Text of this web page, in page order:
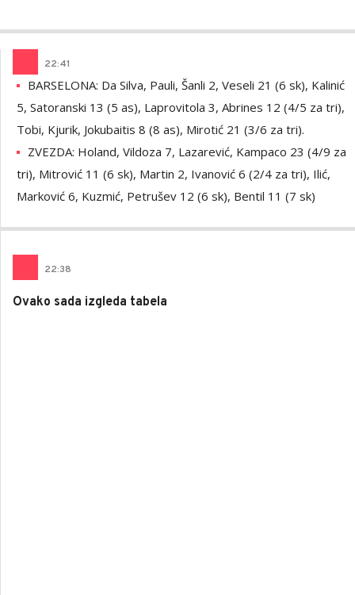
22:41
BARSELONA: Da Silva, Pauli, Šanli 2, Veseli 21 (6 sk), Kalinić
5, Satoranski 13 (5 as), Laprovitola 3, Abrines 12 (4/5 za tri),
Tobi, Kjurik, Jokubaitis 8 (8 as), Mirotić 21 (3/6 za tri).
ZVEZDA: Holand, Vildoza 7, Lazarević, Kampaco 23 (4/9 za
tri), Mitrović 11 (6 sk), Martin 2, Ivanović 6 (2/4 za tri), Ilić,
Marković 6, Kuzmić, Petrušev 12 (6 sk), Bentil 11 (7 sk)
22:38
Ovako sada izgleda tabela